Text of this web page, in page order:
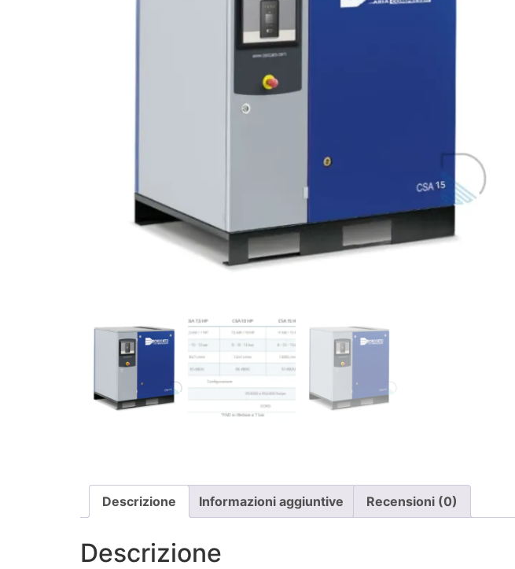
Descrizione Informazioni aggiuntive Recensioni (0)
Descrizione